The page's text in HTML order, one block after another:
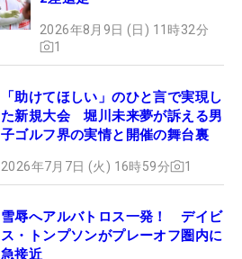
2026年8月9日 (日) 11時32分
1
「助けてほしい」のひと言で実現し
た新規大会 堀川未来夢が訴える男
子ゴルフ界の実情と開催の舞台裏
2026年7月7日 (火) 16時59分 1
雪辱へアルバトロス一発！ デイビ
ス・トンプソンがプレーオフ圏内に
急接近